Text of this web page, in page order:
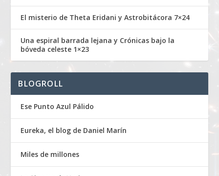
El misterio de Theta Eridani y Astrobitácora 7×24
Una espiral barrada lejana y Crónicas bajo la
bóveda celeste 1×23
BLOGROLL
Ese Punto Azul Pálido
Eureka, el blog de Daniel Marín
Miles de millones